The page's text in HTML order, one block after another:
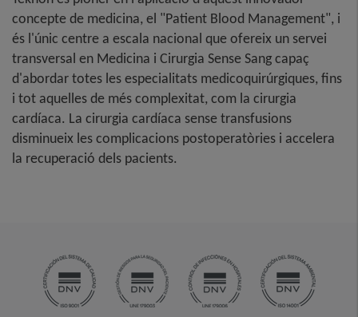
concepte de medicina, el "Patient Blood Management", i
és l'únic centre a escala nacional que ofereix un servei
transversal en Medicina i Cirurgia Sense Sang capaç
d'abordar totes les especialitats medicoquirúrgiques, fins
i tot aquelles de més complexitat, com la cirurgia
cardíaca. La cirurgia cardíaca sense transfusions
disminueix les complicacions postoperatòries i accelera
la recuperació dels pacients.